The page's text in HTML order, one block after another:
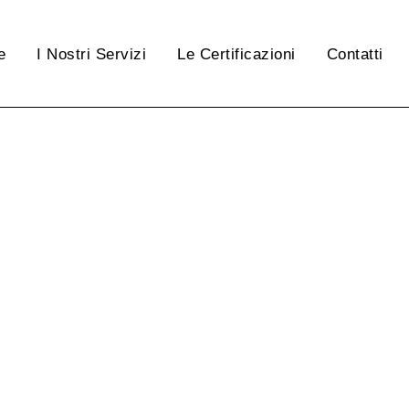
I Nostri Servizi Le Certificazioni Contatti